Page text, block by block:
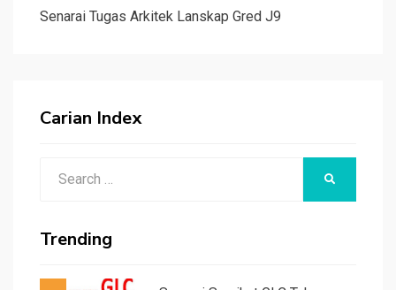
Senarai Tugas Arkitek Lanskap Gred J9
Carian Index
Trending